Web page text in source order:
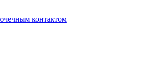
контактом